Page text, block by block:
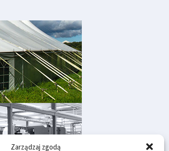
Zarządzaj zgodą